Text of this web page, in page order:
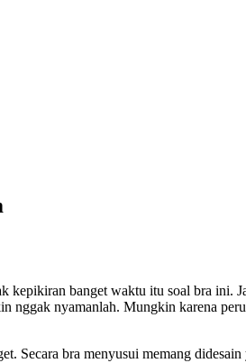
kepikiran banget waktu itu soal bra ini.
nggak nyamanlah. Mungkin karena
Secara bra menyusui memang